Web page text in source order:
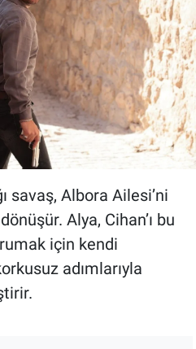
savaş, Albora Ailesi’ni
Alya, Cihan’ı bu
için kendi
adımlarıyla